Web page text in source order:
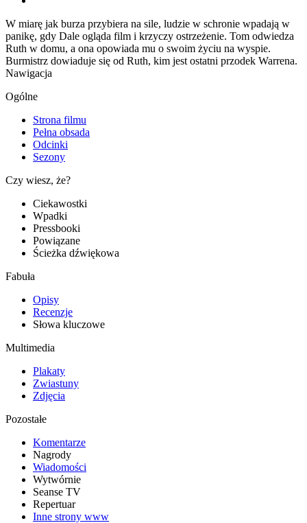
W miarę jak burza przybiera na sile, ludzie w schronie wpadają w
panikę, gdy Dale ogląda film i krzyczy ostrzeżenie. Tom odwiedza
Ruth w domu, a ona opowiada mu o swoim życiu na wyspie.
Burmistrz dowiaduje się od Ruth, kim jest ostatni przodek Warrena.
Nawigacja
Ogólne
Strona filmu
Pełna obsada
Odcinki
Sezony
Czy wiesz, że?
Ciekawostki
Wpadki
Pressbooki
Powiązane
Ścieżka dźwiękowa
Fabuła
Opisy
Recenzje
Słowa kluczowe
Multimedia
Plakaty
Zwiastuny
Zdjęcia
Pozostałe
Komentarze
Nagrody
Wiadomości
Wytwórnie
Seanse TV
Repertuar
Inne strony www